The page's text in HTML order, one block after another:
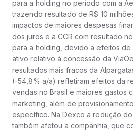
para a holding no período com a
trazendo resultado de R$ 10
impactos de maiores despesas
dos juros e a CCR com resultado
para a holding, devido a efeitos de
ativo relativo à concessão da
resultados mais fracos da
(-54,8% a/a) refletiram efeitos da
vendas no Brasil e maiores gastos
marketing, além de
específico. Na Dexco a redução
também afetou a companhia, que